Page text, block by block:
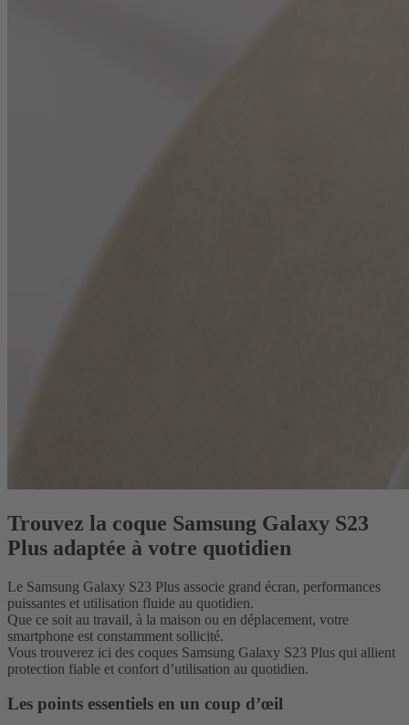
Trouvez la coque Samsung Galaxy S23
Plus adaptée à votre quotidien
Le Samsung Galaxy S23 Plus associe grand écran, performances
puissantes et utilisation fluide au quotidien.
Que ce soit au travail, à la maison ou en déplacement, votre
smartphone est constamment sollicité.
Vous trouverez ici des coques Samsung Galaxy S23 Plus qui allient
protection fiable et confort d’utilisation au quotidien.
Les points essentiels en un coup d’œil